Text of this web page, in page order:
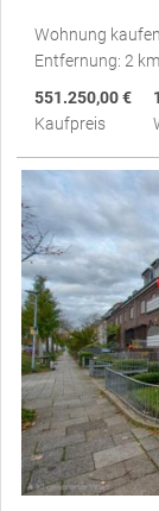
Wohnung
Entfernung: 2 km
551.250,00 €
Kaufpreis